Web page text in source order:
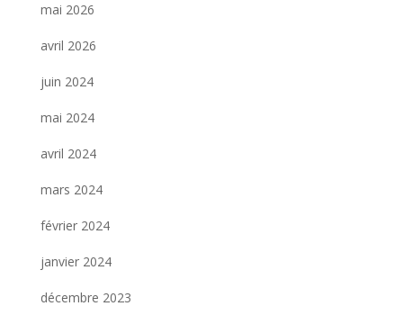
mai 2026
avril 2026
juin 2024
mai 2024
avril 2024
mars 2024
février 2024
janvier 2024
décembre 2023